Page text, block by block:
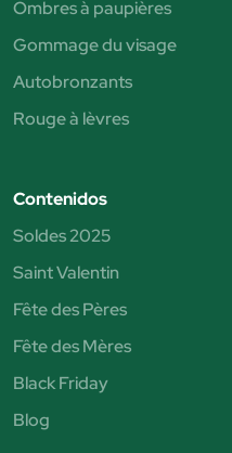
Ombres à paupières
Gommage du visage
Autobronzants
Rouge à lèvres
Contenidos
Soldes 2025
Saint Valentin
Fête des Pères
Fête des Mères
Black Friday
Blog